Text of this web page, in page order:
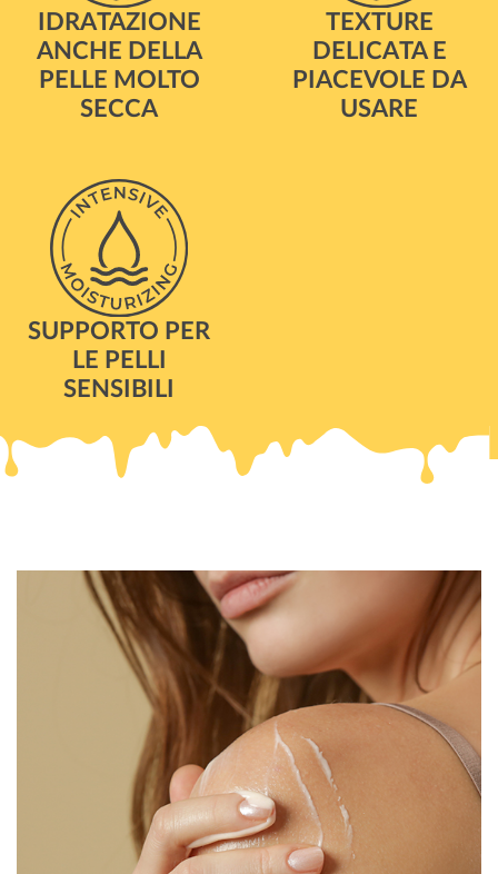
IDRATAZIONE
ANCHE DELLA
PELLE MOLTO
SECCA
TEXTURE
DELICATA E
PIACEVOLE DA
USARE
SUPPORTO PER
LE PELLI
SENSIBILI